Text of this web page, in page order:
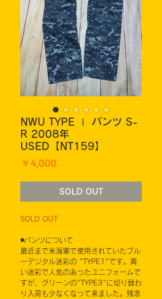
NWU TYPE Ⅰ パンツ S-
R 2008年
USED【NT159】
￥4,000
SOLD OUT
SOLD OUT
◾️パンツについて
最近まで米海軍で使用されていたブル
ーデジタル迷彩の "TYPE1"です。青
い迷彩で人気のあったユニフォームで
すが、グリーンの"TYPE3"に切り替わ
り入荷も少なくなって来ました。残念